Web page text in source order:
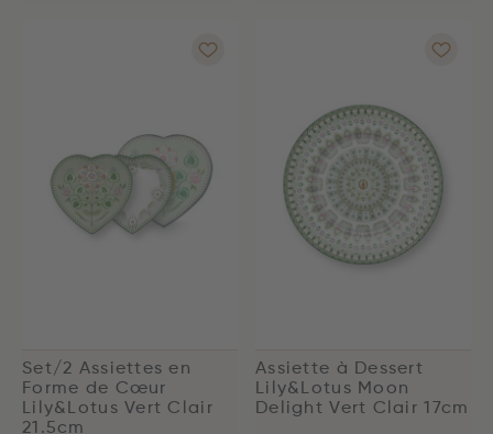
Set/2 Assiettes en
Forme de Cœur
Lily&Lotus Vert Clair
21.5cm
Assiette à Dessert
Lily&Lotus Moon
Delight Vert Clair 17cm